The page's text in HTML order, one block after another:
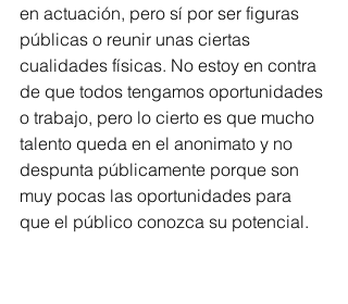
en actuación, pero sí por ser figuras
públicas o reunir unas ciertas
cualidades físicas. No estoy en contra
de que todos tengamos oportunidades
o trabajo, pero lo cierto es que mucho
talento queda en el anonimato y no
despunta públicamente porque son
muy pocas las oportunidades para
que el público conozca su potencial.